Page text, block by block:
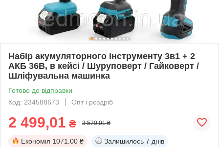
Набір акумуляторного інструменту 3в1 + 2
АКБ 36В, в кейсі / Шуруповерт / Гайковерт /
Шліфувальна машинка
Готово до відправки
Код: 234588673
Опт і роздріб
2 499,01 ₴ 3 570,01 ₴
Економія 1071.00 ₴ Залишилось 7 днів